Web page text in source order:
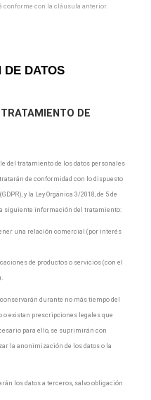
conforme con la cláusula anterior.
DE DATOS
DE
del tratamiento de los datos personales
de conformidad con lo dispuesto
y la Ley Orgánica 3/2018, de 5 de
siguiente información del tratamiento:
una relación comercial (por interés
de productos o servicios (con el
conservarán durante no más tiempo del
existan prescripciones legales que
para ello, se suprimirán con
la anonimización de los datos o la
los datos a terceros, salvo obligación